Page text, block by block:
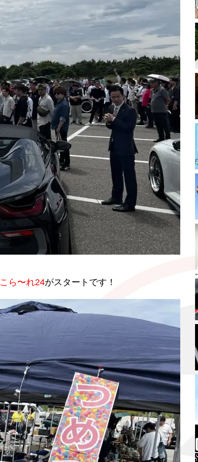
こら〜れ24がスタートです！